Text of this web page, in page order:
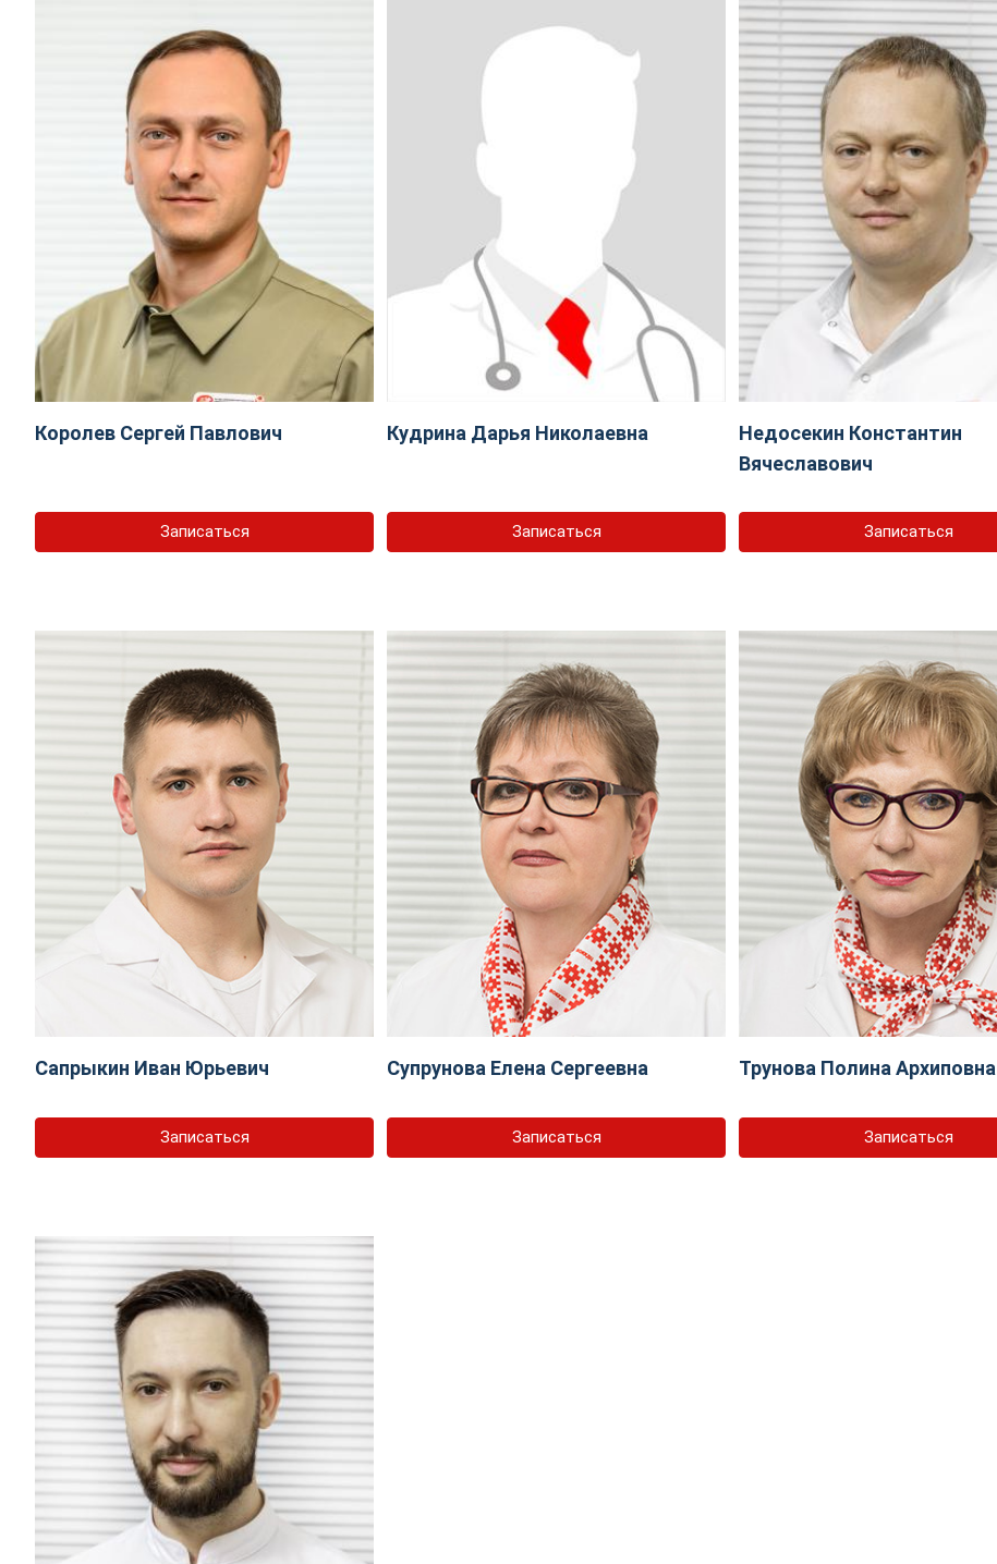
Королев Сергей Павлович
Записаться
Кудрина Дарья Николаевна
Записаться
Недосекин Константин
Вячеславович
Записаться
Сапрыкин Иван Юрьевич
Записаться
Супрунова Елена Сергеевна
Записаться
Трунова Полина Архиповна
Записаться